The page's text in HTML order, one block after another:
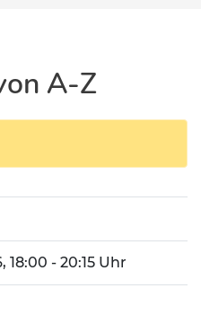
A-Z
18:00 - 20:15 Uhr